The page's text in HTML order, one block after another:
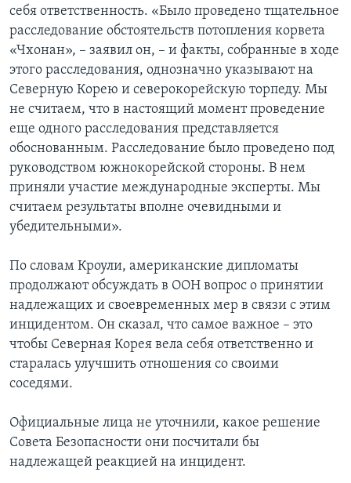
себя ответственность. «Было проведено тщательное
расследование обстоятельств потопления корвета
«Чхонан», – заявил он, – и факты, собранные в ходе
этого расследования, однозначно указывают на
Северную Корею и северокорейскую торпеду. Мы
не считаем, что в настоящий момент проведение
еще одного расследования представляется
обоснованным. Расследование было проведено под
руководством южнокорейской стороны. В нем
приняли участие международные эксперты. Мы
считаем результаты вполне очевидными и
убедительными».
По словам Кроули, американские дипломаты
продолжают обсуждать в ООН вопрос о принятии
надлежащих и своевременных мер в связи с этим
инцидентом. Он сказал, что самое важное – это
чтобы Северная Корея вела себя ответственно и
старалась улучшить отношения со своими
соседями.
Официальные лица не уточнили, какое решение
Совета Безопасности они посчитали бы
надлежащей реакцией на инцидент.